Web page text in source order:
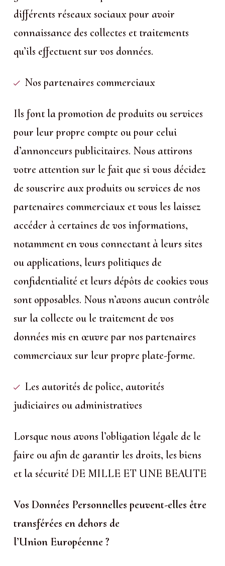
différents réseaux sociaux pour avoir
connaissance des collectes et traitements
qu’ils effectuent sur vos données.
Nos partenaires commerciaux
Ils font la promotion de produits ou services
pour leur propre compte ou pour celui
d’annonceurs publicitaires. Nous attirons
votre attention sur le fait que si vous décidez
de souscrire aux produits ou services de nos
partenaires commerciaux et vous les laissez
accéder à certaines de vos informations,
notamment en vous connectant à leurs sites
ou applications, leurs politiques de
confidentialité et leurs dépôts de cookies vous
sont opposables. Nous n’avons aucun contrôle
sur la collecte ou le traitement de vos
données mis en œuvre par nos partenaires
commerciaux sur leur propre plate-forme.
Les autorités de police, autorités
judiciaires ou administratives
Lorsque nous avons l’obligation légale de le
faire ou afin de garantir les droits, les biens
et la sécurité DE MILLE ET UNE BEAUTE
Vos Données Personnelles peuvent-elles être
transférées en dehors de
l’Union Européenne ?